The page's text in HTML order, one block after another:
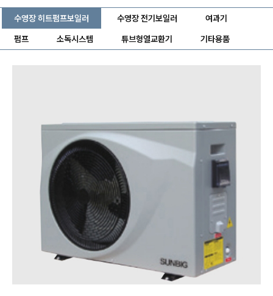
수영장 히트펌프보일러 수영장 전기보일러 여과기
펌프 소독시스템 튜브형열교환기 기타용품